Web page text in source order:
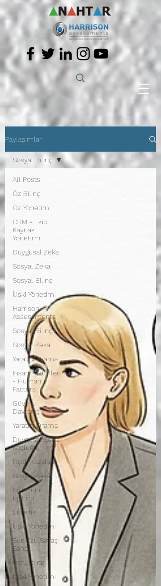
Paylaşımlar
All Posts
Öz Bilinç
Öz Yönetim
CRM - Ekip
Kaynak
Yönetimi
Duygusal Zeka
Sosyal Zeka
Sosyal Bilinç
İlişki Yönetimi
Harrison
Assessments
Sosyal Bilinç
Sosyal Zeka
Yaratıcı Drama
İnsan Faktörleri
- Human
Factors
Güvenli
Davranış
Yaratıcı Drama
Duygusal Zeka
Koçluğu
Uçak Kazaları
Sosyal Zekâ
Eğiticinin
Eğitimi
Liderlik
İlişki Yönetimi
Sun Tzu Savaş
Sanatı
Wellbeing
İlişki Yönetimi
Sosyal Bilinç